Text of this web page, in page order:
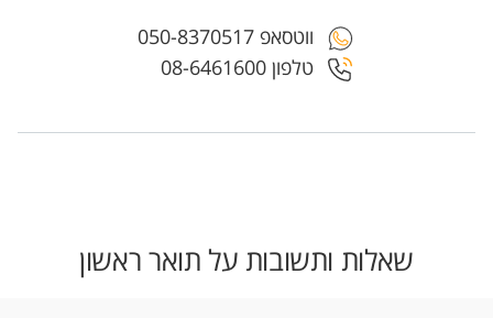
טלפון 08-6461600
ווטסאפ 050-8370517
שאלות ותשובות על תואר ראשון